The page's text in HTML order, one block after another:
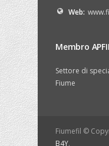
Web:
Membro
Settore di
Fiume
Fiumefil ©
B4Y.